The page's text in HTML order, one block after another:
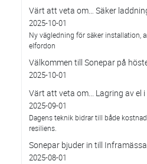
Värt att veta om… Säker
2025-10-01
Ny vägledning för säker installation,
elfordon
Välkommen till Sonepar på
2025-10-01
Värt att veta om... Lagring av el
2025-09-01
Dagens teknik bidrar till både
resiliens.
Sonepar bjuder in till
2025-08-01